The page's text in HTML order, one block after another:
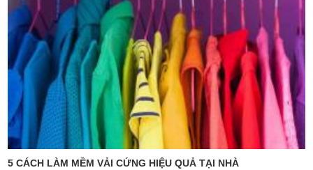
5 CÁCH LÀM MỀM VẢI CỨNG HIỆU QUẢ TẠI NHÀ